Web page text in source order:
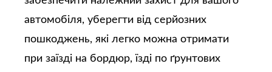
автомобіля, уберегти від серйозних
пошкоджень, які легко можна отримати
при заїзді на бордюр, їзді по ґрунтових